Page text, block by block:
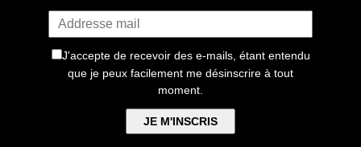
J'accepte de recevoir des e-mails, étant entendu
que je peux facilement me désinscrire à tout
moment.